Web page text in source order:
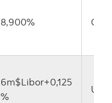
8,900% CAD
6m$Libor+0,125
%
USD